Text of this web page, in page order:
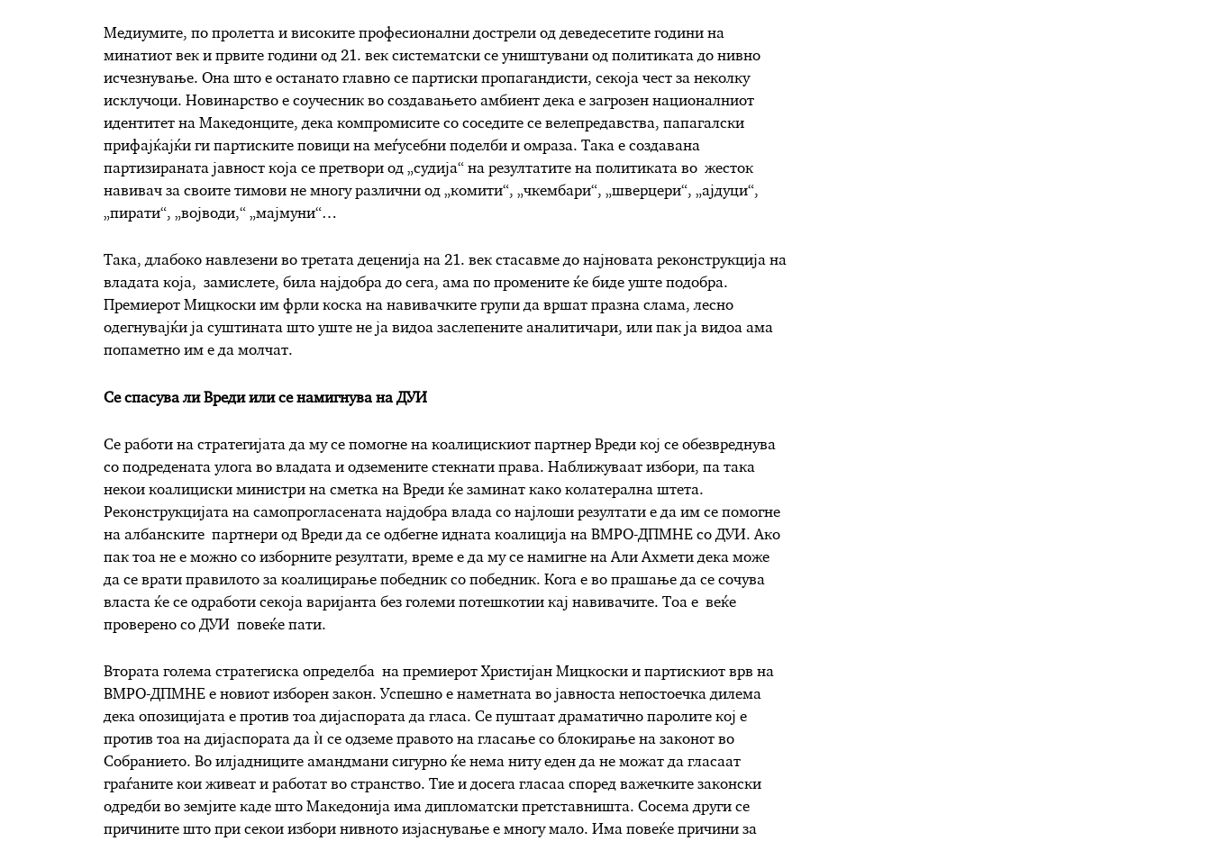
Медиумите, по пролетта и високите професионални дострели од деведесетите години на
минатиот век и првите години од 21. век систематски се уништувани од политиката до нивно
исчезнување. Она што е останато главно се партиски пропагандисти, секоја чест за неколку
исклучоци. Новинарство е соучесник во создавањето амбиент дека е загрозен националниот
идентитет на Македонците, дека компромисите со соседите се велепредавства, папагалски
прифајќајќи ги партиските повици на меѓусебни поделби и омраза. Така е создавана
партизираната јавност која се претвори од „судија“ на резултатите на политиката во жесток
навивач за своите тимови не многу различни од „комити“, „чкембари“, „шверцери“, „ајдуци“,
„пирати“, „војводи,“ „мајмуни“…
Така, длабоко навлезени во третата деценија на 21. век стасавме до најновата реконструкција на
владата која, замислете, била најдобра до сега, ама по промените ќе биде уште подобра.
Премиерот Мицкоски им фрли коска на навивачките групи да вршат празна слама, лесно
одегнувајќи ја суштината што уште не ја видоа заслепените аналитичари, или пак ја видоа ама
попаметно им е да молчат.
Се спасува ли Вреди или се намигнува на ДУИ
Се работи на стратегијата да му се помогне на коалицискиот партнер Вреди кој се обезвреднува
со подредената улога во владата и одземените стекнати права. Наближуваат избори, па така
некои коалициски министри на сметка на Вреди ќе заминат како колатерална штета.
Реконструкцијата на самопрогласената најдобра влада со најлоши резултати е да им се помогне
на албанските партнери од Вреди да се одбегне идната коалиција на ВМРО-ДПМНЕ со ДУИ. Ако
пак тоа не е можно со изборните резултати, време е да му се намигне на Али Ахмети дека може
да се врати правилото за коалицирање победник со победник. Кога е во прашање да се сочува
власта ќе се одработи секоја варијанта без големи потешкотии кај навивачите. Тоа е веќе
проверено со ДУИ повеќе пати.
Втората голема стратегиска определба на премиерот Христијан Мицкоски и партискиот врв на
ВМРО-ДПМНЕ е новиот изборен закон. Успешно е наметната во јавноста непостоечка дилема
дека опозицијата е против тоа дијаспората да гласа. Се пуштаат драматично паролите кој е
против тоа на дијаспората да ѝ се одземе правото на гласање со блокирање на законот во
Собранието. Во илјадниците амандмани сигурно ќе нема ниту еден да не можат да гласаат
граѓаните кои живеат и работат во странство. Тие и досега гласаа според важечките законски
одредби во земјите каде што Македонија има дипломатски претставништа. Сосема други се
причините што при секои избори нивното изјаснување е многу мало. Има повеќе причини за